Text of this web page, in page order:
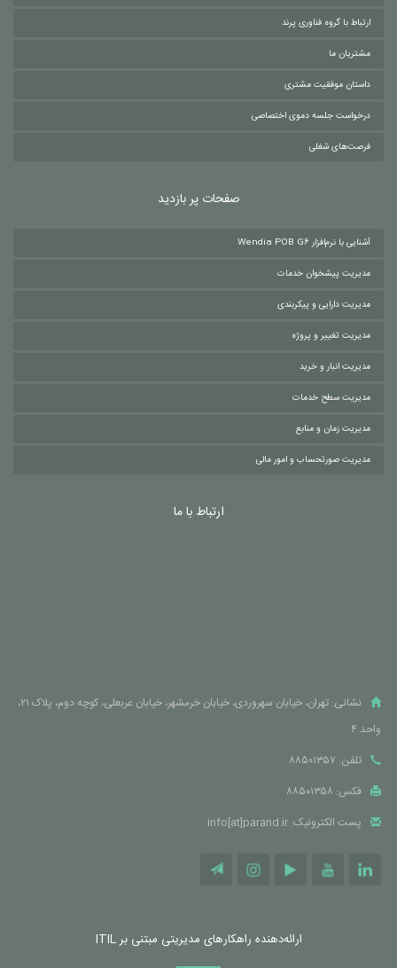
ارتباط با گروه فناوری پرند
مشتریان ما
داستان موفقیت مشتری
درخواست جلسه دموی اختصاصی
فرصت‌های شغلی
صفحات پر بازدید
آشنایی با نرم‌افزار Wendia POB G6
مدیریت پیشخوان خدمات
مدیریت دارایی و پیکربندی
مدیریت تغییر و پروژه
مدیریت انبار و خرید
مدیریت سطح خدمات
مدیریت زمان و منابع
مدیریت صورتحساب و امور مالی
ارتباط با ما
نشانی: تهران، خیابان سهروردی، خیابان خرمشهر، خیابان عربعلی، کوچه دوم، پلاک ۲۱،
واحد ۴
تلفن: ۸۸۵۰۱۳۵۷
فکس: ۸۸۵۰۱۳۵۸
پست الکترونیک: info[at]parand.ir
ارائه‌دهنده راهکارهای مدیریتی مبتنی بر ITIL